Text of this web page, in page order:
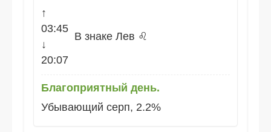
↑
03:45
↓
20:07
В знаке Лев ♌
Благоприятный день.
Убывающий серп, 2.2%